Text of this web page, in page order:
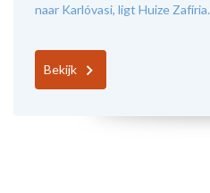
naar Karlóvasi, ligt Huize Zafíria.
Bekijk